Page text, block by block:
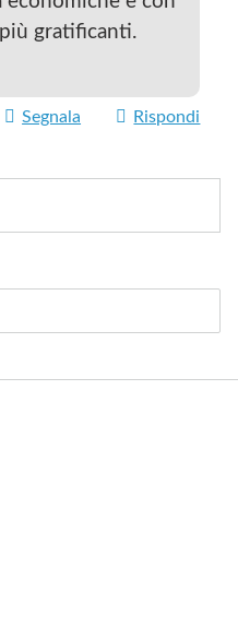
gratificanti.
Segnala Rispondi